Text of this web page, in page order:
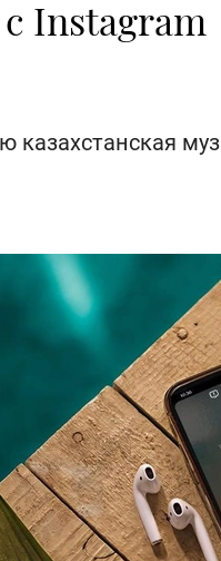
Instagram
казахстанская